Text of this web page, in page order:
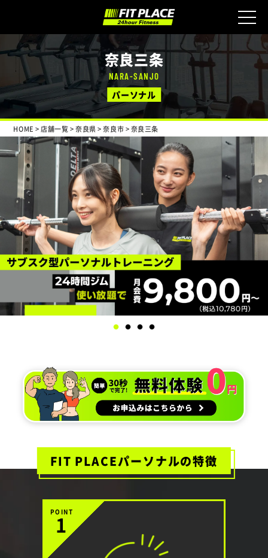
奈良三条
NARA-SANJO
パーソナル
HOME > 店舗一覧>奈良県>奈良市>奈良三条
FIT PLACEパーソナルの特徴
POINT
1